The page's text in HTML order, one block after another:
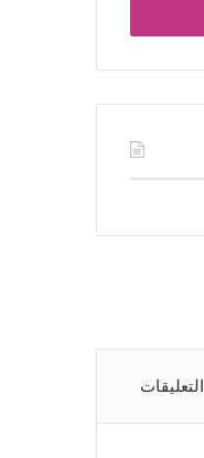
التعليقات